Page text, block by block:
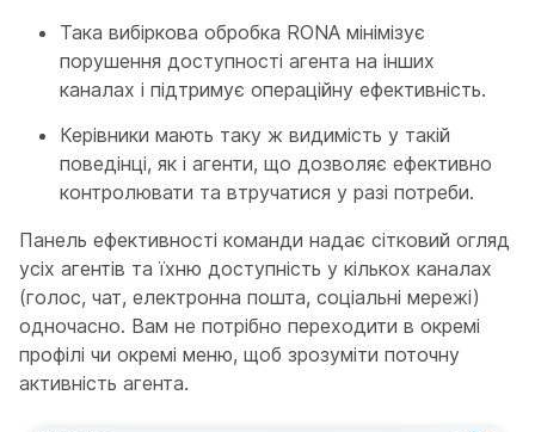
Така вибіркова обробка RONA мінімізує
порушення доступності агента на інших
каналах і підтримує операційну ефективність.
Керівники мають таку ж видимість у такій
поведінці, як і агенти, що дозволяє ефективно
контролювати та втручатися у разі потреби.
Панель ефективності команди надає сітковий огляд
усіх агентів та їхню доступність у кількох каналах
(голос, чат, електронна пошта, соціальні мережі)
одночасно. Вам не потрібно переходити в окремі
профілі чи окремі меню, щоб зрозуміти поточну
активність агента.